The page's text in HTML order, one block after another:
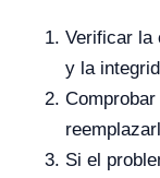
Verificar la
y la
Si el